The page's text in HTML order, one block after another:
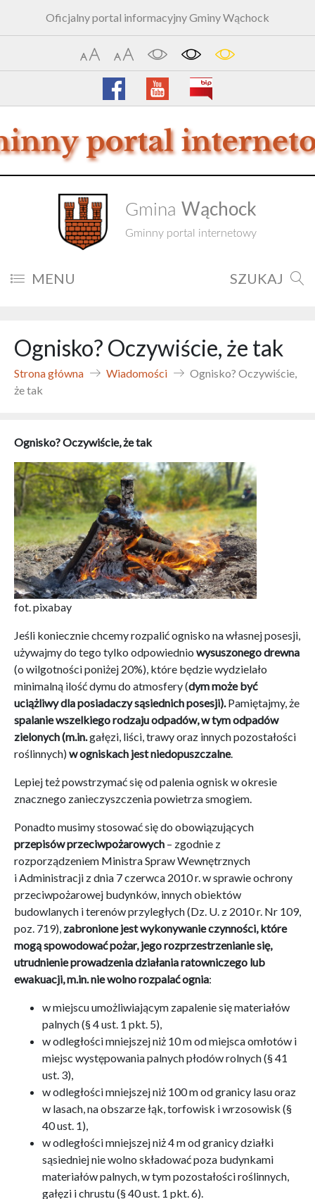
Oficjalny portal informacyjny Gminy Wąchock
Gmina Wąchock
Gminny portal internetowy
MENU SZUKAJ
Ognisko? Oczywiście, że tak
Strona główna Wiadomości
Ognisko? Oczywiście,
że tak
Ognisko? Oczywiście, że tak
fot. pixabay
Jeśli koniecznie chcemy rozpalić ognisko na własnej posesji,
używajmy do tego tylko odpowiednio wysuszonego drewna
(o wilgotności poniżej 20%), które będzie wydzielało
minimalną ilość dymu do atmosfery (dym może być
uciążliwy dla posiadaczy sąsiednich posesji).Pamiętajmy, że
spalanie wszelkiego rodzaju odpadów, w tym odpadów
zielonych (m.in.gałęzi, liści, trawy oraz innych pozostałości
roślinnych)w ogniskach jest niedopuszczalne.
Lepiej też powstrzymać się od palenia ognisk w okresie
znacznego zanieczyszczenia powietrza smogiem.
Ponadto musimy stosować się do obowiązujących
przepisów przeciwpożarowych – zgodnie z
rozporządzeniem Ministra Spraw Wewnętrznych
i Administracji z dnia 7 czerwca 2010 r. w sprawie ochrony
przeciwpożarowej budynków, innych obiektów
budowlanych i terenów przyległych (Dz. U. z 2010 r. Nr 109,
poz. 719), zabronione jest wykonywanie czynności, które
mogą spowodować pożar, jego rozprzestrzenianie się,
utrudnienie prowadzenia działania ratowniczego lub
ewakuacji, m.in. nie wolno rozpalać ognia:
w miejscu umożliwiającym zapalenie się materiałów
palnych (§ 4 ust. 1 pkt. 5),
w odległości mniejszej niż 10 m od miejsca omłotów i
miejsc występowania palnych płodów rolnych (§ 41
ust. 3),
w odległości mniejszej niż 100 m od granicy lasu oraz
w lasach, na obszarze łąk, torfowisk i wrzosowisk (§
40 ust. 1),
w odległości mniejszej niż 4 m od granicy działki
sąsiedniej nie wolno składować poza budynkami
materiałów palnych, w tym pozostałości roślinnych,
gałęzi i chrustu (§ 40 ust. 1 pkt. 6).